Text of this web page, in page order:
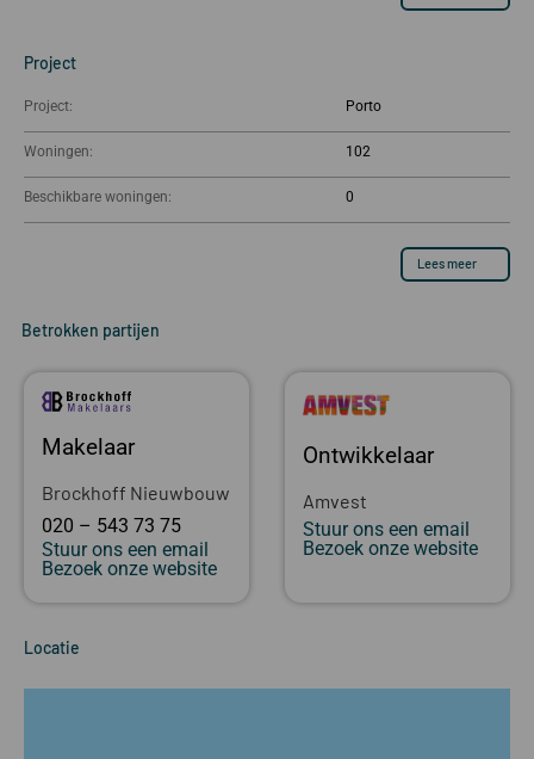
Project
Project: Porto
Woningen: 102
Beschikbare woningen: 0
Lees meer
Betrokken partijen
Makelaar
Brockhoff Nieuwbouw
020 – 543 73 75
Stuur ons een email
Bezoek onze website
Ontwikkelaar
Amvest
Stuur ons een email
Bezoek onze website
Locatie